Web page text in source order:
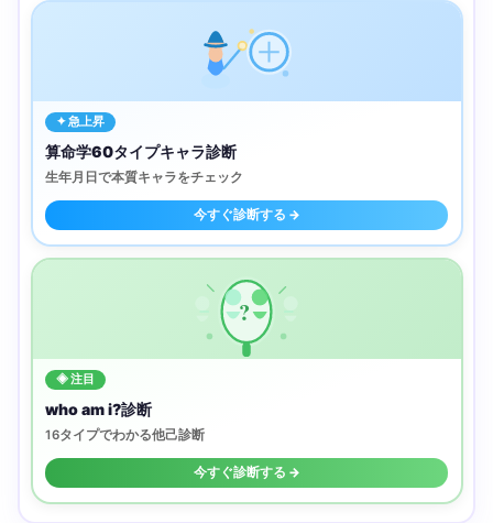
✦ 急上昇
算命学60タイプキャラ診断
生年月日で本質キャラをチェック
今すぐ診断する →
?
◈ 注目
who am i?診断
16タイプでわかる他己診断
今すぐ診断する →